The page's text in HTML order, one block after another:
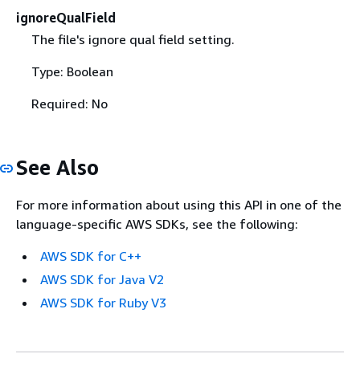
ignoreQualField
The file's ignore qual field setting.
Type: Boolean
Required: No
See Also
For more information about using this API in one of the
language-specific AWS SDKs, see the following:
AWS SDK for C++
AWS SDK for Java V2
AWS SDK for Ruby V3